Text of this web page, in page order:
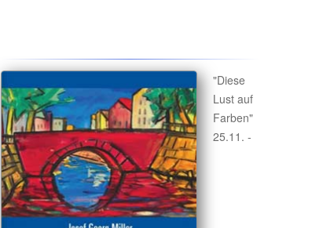
"Diese
Lust auf
Farben"
25.11. -